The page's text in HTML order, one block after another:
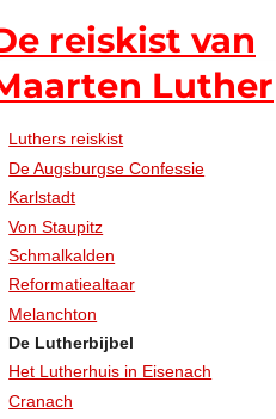
reiskist van
Luther
Luthers reiskist
De Augsburgse Confessie
Karlstadt
Von Staupitz
Schmalkalden
Reformatiealtaar
Melanchton
De Lutherbijbel
Het Lutherhuis in Eisenach
Cranach